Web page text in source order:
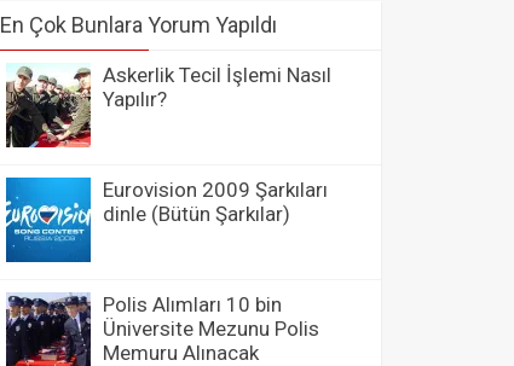
En Çok Bunlara Yorum Yapıldı
Askerlik Tecil İşlemi Nasıl
Yapılır?
Eurovision 2009 Şarkıları
dinle (Bütün Şarkılar)
Polis Alımları 10 bin
Üniversite Mezunu Polis
Memuru Alınacak